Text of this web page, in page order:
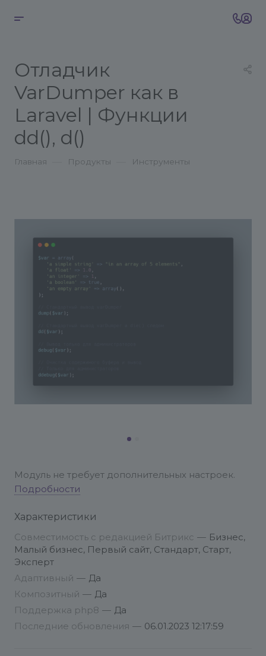
Отладчик
VarDumper как в
Laravel | Функции
dd(), d()
Главная Продукты Инструменты
Модуль не требует дополнительных настроек.
Подробности
Характеристики
Совместимость с редакцией Битрикс — Бизнес,
Малый бизнес, Первый сайт, Стандарт, Старт,
Эксперт
Адаптивный — Да
Композитный — Да
Поддержка php8 — Да
Последние обновления — 06.01.2023 12:17:59